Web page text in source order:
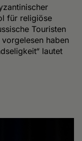
für religiöse
Touristen
haben
lautet